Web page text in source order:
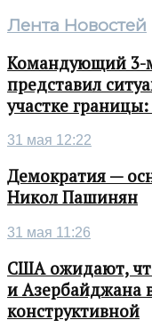
Лента Новостей
Командующий 3-
представил
участке
31 мая 12:22
Демократия —
Никол Пашинян
31 мая 11:26
США ожидают,
и Азербайджана
конструктивной